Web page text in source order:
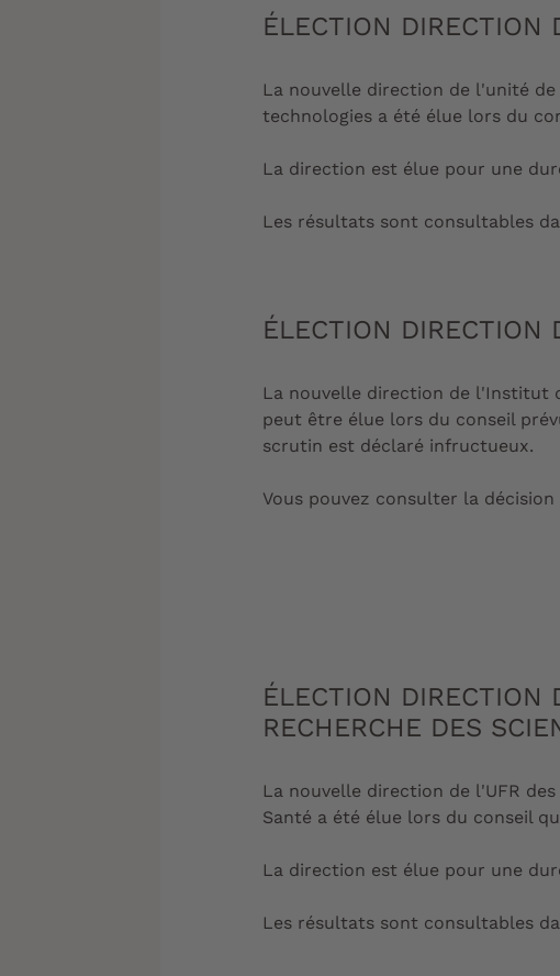
ÉLECTION DIRECTION
La nouvelle direction de l'unité
technologies a été élue lors du
La direction est élue pour une
Les résultats sont consultables
ÉLECTION DIRECTION
La nouvelle direction de l'Institut
peut être élue lors du conseil
scrutin est déclaré infructueux.
Vous pouvez consulter la
ÉLECTION DIRECTION
RECHERCHE DES
La nouvelle direction de l'UFR
Santé a été élue lors du conseil
La direction est élue pour une
Les résultats sont consultables